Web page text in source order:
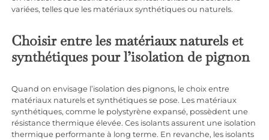
variées, telles que les matériaux synthétiques ou naturels.
Choisir entre les matériaux naturels et
synthétiques pour l’isolation de pignon
Quand on envisage l’isolation des pignons, le choix entre
matériaux naturels et synthétiques se pose. Les matériaux
synthétiques, comme le polystyrène expansé, possèdent une
résistance thermique élevée. Ces isolants assurent une isolation
thermique performante à long terme. En revanche, les isolants